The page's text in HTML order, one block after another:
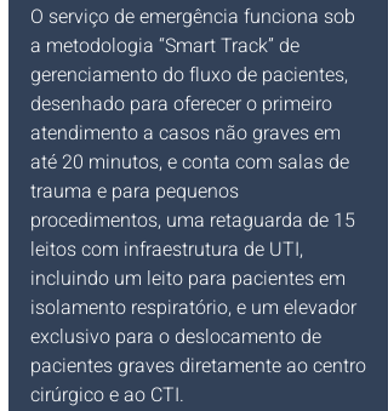
O serviço de emergência funciona sob
a metodologia “Smart Track” de
gerenciamento do fluxo de pacientes,
desenhado para oferecer o primeiro
atendimento a casos não graves em
até 20 minutos, e conta com salas de
trauma e para pequenos
procedimentos, uma retaguarda de 15
leitos com infraestrutura de UTI,
incluindo um leito para pacientes em
isolamento respiratório, e um elevador
exclusivo para o deslocamento de
pacientes graves diretamente ao centro
cirúrgico e ao CTI.